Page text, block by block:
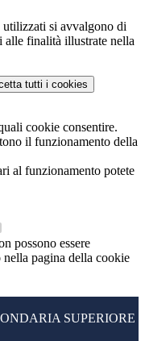
utilizzati si avvalgono di
alle finalità illustrate nella
tutti i cookies
cookie consentire.
il funzionamento della
al funzionamento potete
possono essere
pagina della cookie
SUPERIORE